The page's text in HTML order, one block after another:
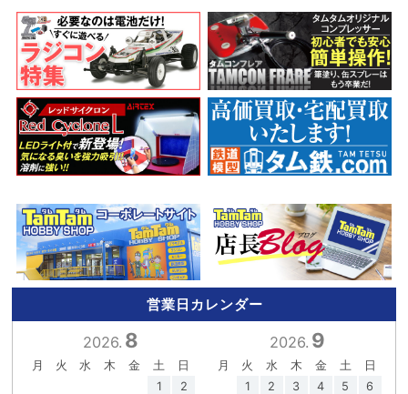
営業日カレンダー
2026. 8
月 火 水 木 金 土
日
1
2
2026. 9
月 火 水 木 金 土
日
1
2 3 4 5
6